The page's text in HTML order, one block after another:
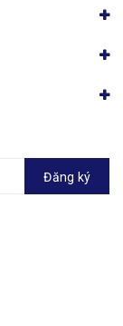
Đăng ký